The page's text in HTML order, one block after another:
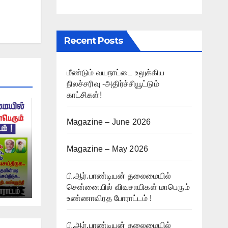
!
Recent Posts
மீண்டும் வயநாட்டை உலுக்கிய
நிலச்சரிவு -அதிர்ச்சியூட்டும்
காட்சிகள்!
Magazine – June 2026
Magazine – May 2026
பி.ஆர்.பாண்டியன் தலைமையில்
சென்னையில் விவசாயிகள் மாபெரும்
உண்ணாவிரத போராட்டம் !
பி.ஆர்.பாண்டியன் தலைமையில்